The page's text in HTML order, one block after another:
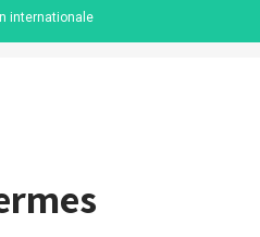
internationale